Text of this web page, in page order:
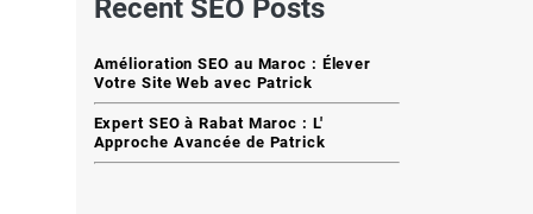
Recent SEO Posts
Amélioration SEO au Maroc : Élever
Votre Site Web avec Patrick
Expert SEO à Rabat Maroc : L'
Approche Avancée de Patrick